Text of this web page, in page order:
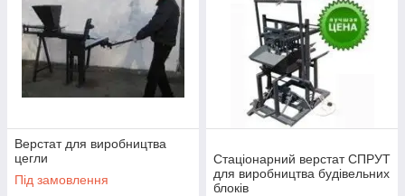
Верстат для виробництва
цегли
Під замовлення
Стаціонарний верстат СПРУТ
для виробництва будівельних
блоків